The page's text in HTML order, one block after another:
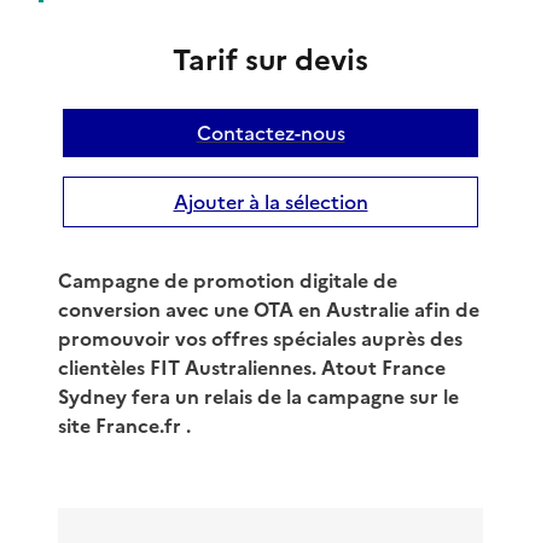
Tarif sur devis
Contactez-nous
Ajouter à la sélection
Campagne de promotion digitale de
conversion avec une OTA en Australie afin de
promouvoir vos offres spéciales auprès des
clientèles FIT Australiennes. Atout France
Sydney fera un relais de la campagne sur le
site France.fr .